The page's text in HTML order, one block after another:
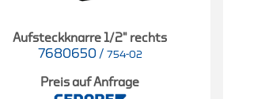
Aufsteckknarre 1/2" rechts
7680650 / 754-02
Preis auf Anfrage